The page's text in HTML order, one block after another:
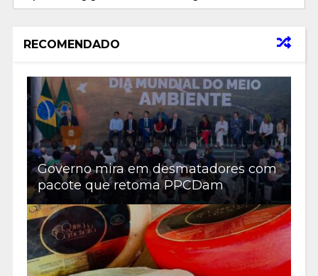
RECOMENDADO
Governo mira em desmatadores com
pacote que retoma PPCDam